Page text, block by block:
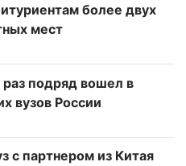
более двух
мест
подряд вошел в
вузов России
с партнером из Китая